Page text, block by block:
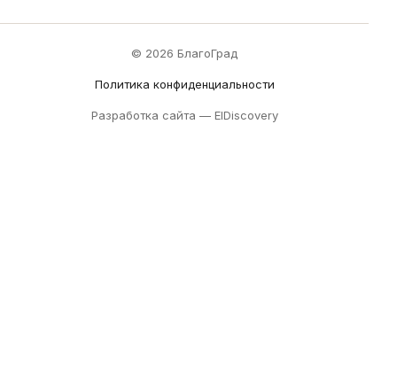
© 2026 БлагоГрад
Политика конфиденциальности
Разработка сайта — ElDiscovery